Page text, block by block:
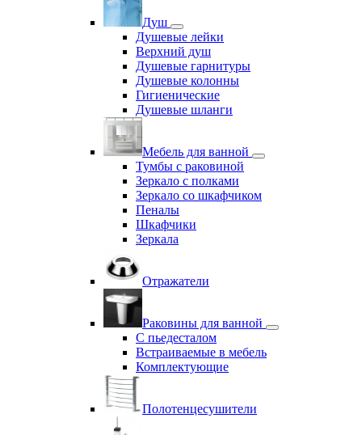
Душ
Душевые лейки
Верхний душ
Душевые гарнитуры
Душевые колонны
Гигиенические
Душевые шланги
Мебель для ванной
Тумбы с раковиной
Зеркало с полками
Зеркало со шкафчиком
Пеналы
Шкафчики
Зеркала
Отражатели
Раковины для ванной
С пьедесталом
Встраиваемые в мебель
Комплектующие
Полотенцесушители